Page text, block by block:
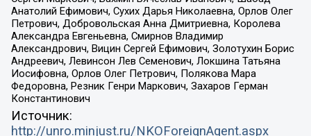
Анатолий Ефимович, Сухих Дарья Николаевна, Орлов Олег
Петрович, Добровольская Анна Дмитриевна, Королева
Александра Евгеньевна, Смирнов Владимир
Александрович, Вицин Сергей Ефимович, Золотухин Борис
Андреевич, Левинсон Лев Семенович, Локшина Татьяна
Иосифовна, Орлов Олег Петрович, Полякова Мара
Федоровна, Резник Генри Маркович, Захаров Герман
Константинович
Источник:
http://unro.minjust.ru/NKOForeignAgent.aspx